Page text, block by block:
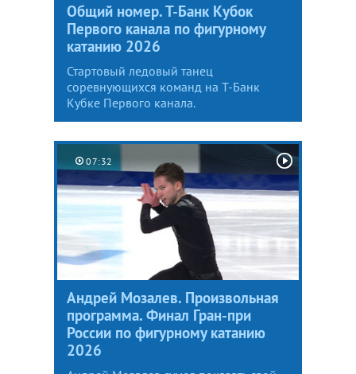
Общий номер. Т-Банк Кубок
Первого канала по фигурному
катанию 2026
Стартовый ледовый танец
соревнующихся команд на Т-Банк
Кубке Первого канала.
07:32
Андрей Мозалев. Произвольная
программа. Финал Гран-при
России по фигурному катанию
2026